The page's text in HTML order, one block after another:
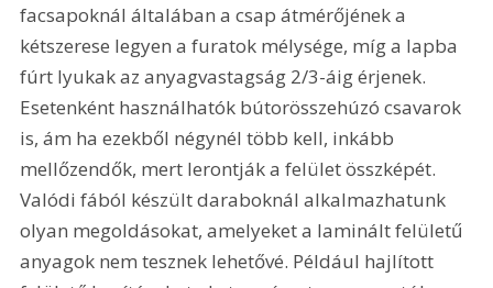
facsapoknál általában a csap átmérőjének a
kétszerese legyen a furatok mélysége, míg a lapba
fúrt lyukak az anyagvastagság 2/3-áig érjenek.
Esetenként használhatók bútorösszehúzó csavarok
is, ám ha ezekből négynél több kell, inkább
mellőzendők, mert lerontják a felület összképét.
Valódi fából készült daraboknál alkalmazhatunk
olyan megoldásokat, amelyeket a laminált felületű
anyagok nem tesznek lehetővé. Például hajlított